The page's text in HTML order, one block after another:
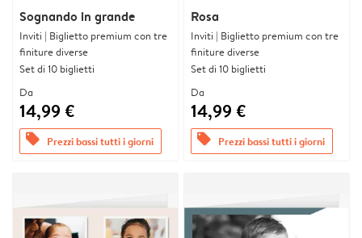
Sognando in grande
Inviti | Biglietto premium con tre
finiture diverse
Set di 10 biglietti
Da
14,99 €
offers Prezzi bassi tutti i giorni
Rosa
Inviti | Biglietto premium con tre
finiture diverse
Set di 10 biglietti
Da
14,99 €
offers Prezzi bassi tutti i giorni